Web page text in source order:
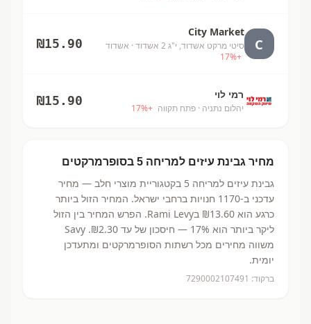
C
City Market
סיטי מרקט אשדוד, י"ג 2 אשדוד
· אשדוד
+
17%
₪15.90
רמי לוי
יהלום נתניה · פתח תקווה +
17%
₪15.90
מחיר גבינת עיזים למריחה 5 בסופרמרקטים
גבינת עיזים למריחה 5 בקטגוריית מוצרי חלב — מחיר
עדכני ב-1170 חנויות ברחבי ישראל. המחיר הזול ביותר
כרגע הוא ₪13.60
בRami Levy.
הפרש המחיר בין הזול
ליקר ביותר הוא 17% — חיסכון של עד ₪2.30.
Savy
משווה מחירים מכל רשתות הסופרמרקטים ומתעדכן
יומית.
ברקוד: 7290002107491